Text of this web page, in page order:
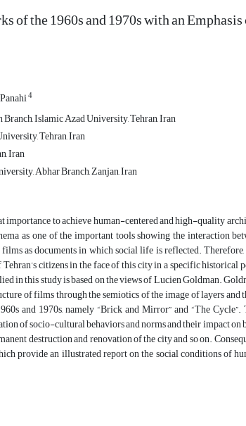
the 1960s and 1970s with an
4
Islamic Azad University, Tehran, Iran
Tehran, Iran
Iran
Abhar Branch, Zanjan, Iran
to achieve human-centered and high-quality
as one of the important tools showing the interaction
as documents in which social life is reflected.
citizens in the face of this city in a specific historical
in this study is based on the views of Lucien Goldman.
of films through the semiotics of the image of layers and
and 1970s, namely “Brick and Mirror” and “The
of socio-cultural behaviors and norms and their impact on
destruction and renovation of the city and so on.
provide an illustrated report on the social conditions of